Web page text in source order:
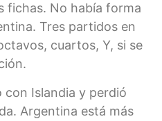
fichas. No había forma
Tres partidos en
cuartos, Y, si se
con Islandia y perdió
Argentina está más